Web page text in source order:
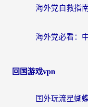
回国游戏vpn